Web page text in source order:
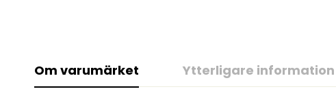
Om varumärket Ytterligare information